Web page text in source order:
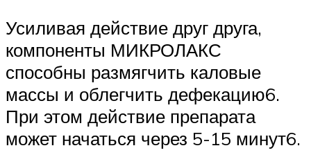
Усиливая действие друг друга,
компоненты МИКРОЛАКС
способны размягчить каловые
массы и облегчить дефекацию6.
При этом действие препарата
может начаться через 5-15 минут6.